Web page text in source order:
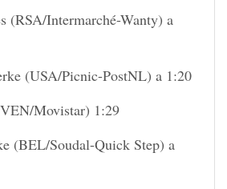
(RSA/Intermarché-Wanty) a
(USA/Picnic-PostNL) a 1:20
Movistar) 1:29
(BEL/Soudal-Quick Step) a